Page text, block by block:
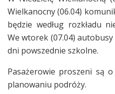
Wielkanocny (06.04)
będzie według rozkładu
We wtorek (07.04)
dni powszednie szkolne.
Pasażerowie proszeni są
planowaniu podróży.